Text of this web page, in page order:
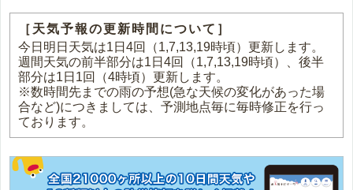
［天気予報の更新時間について］
今日明日天気は1日4回（1,7,13,19時頃）更新します。
週間天気の前半部分は1日4回（1,7,13,19時頃）、後半
部分は1日1回（4時頃）更新します。
※数時間先までの雨の予想(急な天候の変化があった場
合など)につきましては、予測地点毎に毎時修正を行っ
ております。